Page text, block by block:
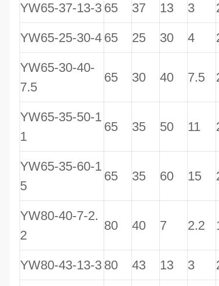
YW65-37-13-3 65 37 13 3
YW65-25-30-4 65 25 30 4
YW65-30-40-
7.5
65 30 40 7.5
YW65-35-50-1
1
65 35 50 11
YW65-35-60-1
5
65 35 60 15
YW80-40-7-2.
2
80 40 7 2.2
YW80-43-13-3 80 43 13 3